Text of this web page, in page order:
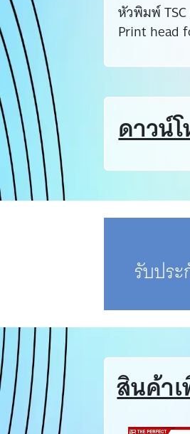
หัวพิมพ์
Print head
ดาวน์
รับปร
สินค้า